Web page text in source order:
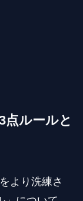
点ルールと
より洗練さ